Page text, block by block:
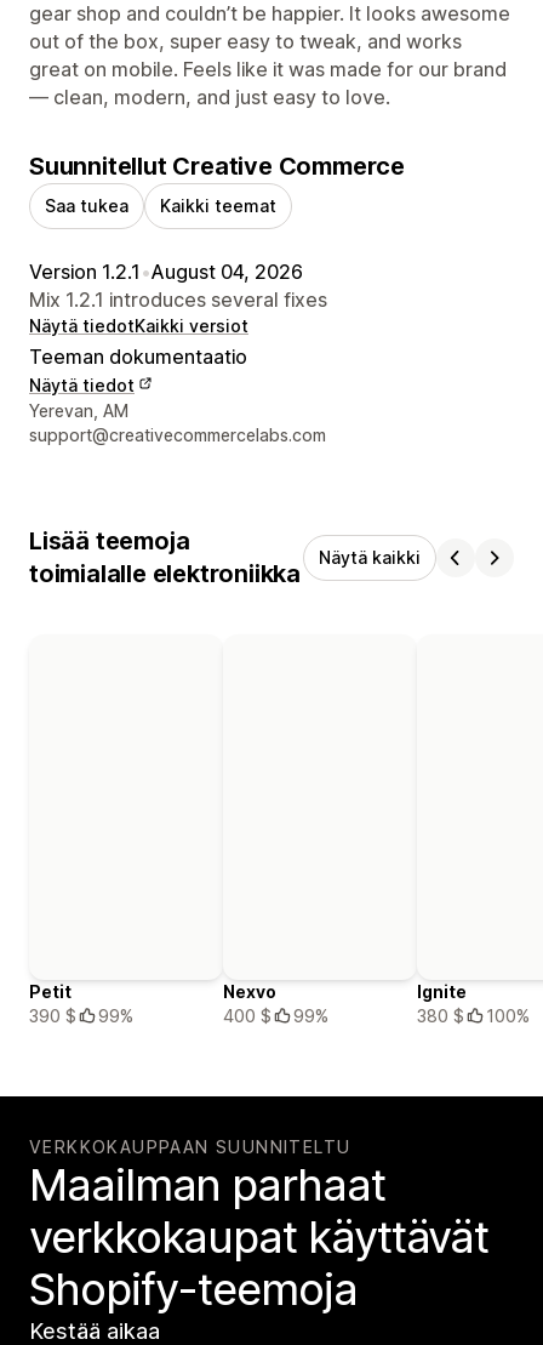
gear shop and couldn’t be happier. It looks awesome
out of the box, super easy to tweak, and works
great on mobile. Feels like it was made for our brand
— clean, modern, and just easy to love.
Suunnitellut Creative Commerce
Saa tukea Kaikki teemat
Version 1.2.1 •August 04, 2026
Mix 1.2.1 introduces several fixes
Näytä tiedotKaikki versiot
Teeman dokumentaatio
Näytä tiedot
Suunnittelijan yhteystiedot
Yerevan, AM
support@creativecommercelabs.com
Lisää teemoja
toimialalle elektroniikka
Näytä kaikki
Petit
390 $
99%
Nexvo
400 $
99%
Ignite
380 $
100%
VERKKOKAUPPAAN SUUNNITELTU
Maailman parhaat
verkko­kaupat käyttävät
Shopify-teemoja
Kestää aikaa